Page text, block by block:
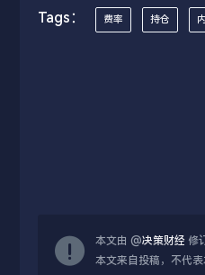
Tags： 费率 持仓
本文由 @决策财经 修
本文来自投稿，不代